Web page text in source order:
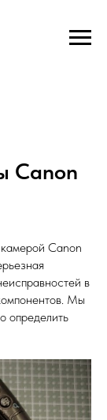
Canon
Canon
в
Мы
определить